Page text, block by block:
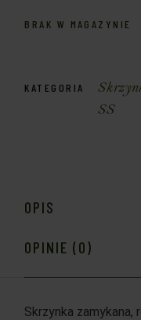
BRAK W MAGAZYNIE
KATEGORIA
SS
OPIS
OPINIE (0)
Skrzynka zamykana,